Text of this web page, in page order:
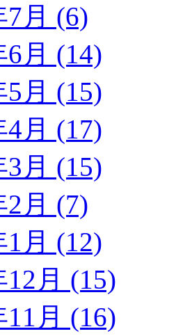
7月 (6)
6月 (14)
5月 (15)
4月 (17)
3月 (15)
2月 (7)
1月 (12)
12月 (15)
11月 (16)